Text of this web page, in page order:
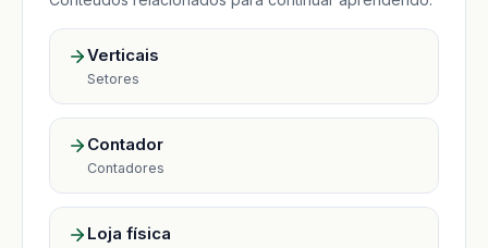
Verticais
Setores
Contador
Contadores
Loja física